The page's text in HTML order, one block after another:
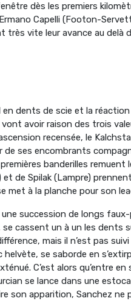
dès les premiers
Capelli (Footon-
très vite leur avance au delà
en dents de scie et la
vont avoir raison des trois
recensée, le
de ses encombrants
banderilles
et de Spilak (Lampre)
met à la planche pour son
une succession de longs
se cassent un à un les dents
mais il n’est pas
helvète, se saborde en
C’est alors qu’entre
se lance dans une
son apparition, Sanchez ne